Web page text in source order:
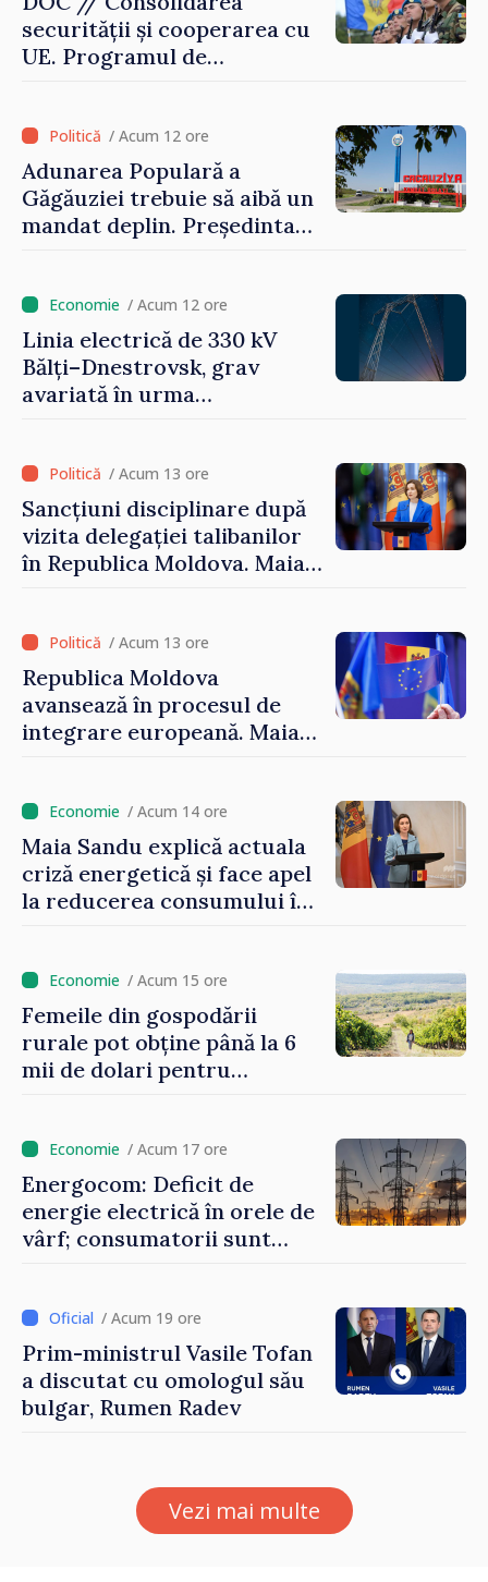
securității și cooperarea cu
UE. Programul de
perioada 2024–2034,
publicat în Monitorul Oficial
/ Acum 12 ore
Adunarea Populară a
Găgăuziei trebuie să aibă un
mandat deplin. Președinta
/ Acum 12 ore
Linia electrică de 330 kV
Bălți–Dnestrovsk, grav
avariată în urma
/ Acum 13 ore
Sancțiuni disciplinare după
vizita delegației talibanilor
în Republica Moldova. Maia
cunosc politica statului”
/ Acum 13 ore
Republica Moldova
avansează în procesul de
integrare europeană. Maia
/ Acum 14 ore
Maia Sandu explică actuala
criză energetică și face apel
la reducerea consumului în
un nivel mai mic”
/ Acum 15 ore
Femeile din gospodării
rurale pot obține până la 6
mii de dolari pentru
/ Acum 17 ore
Energocom: Deficit de
energie electrică în orele de
vârf; consumatorii sunt
/ Acum 19 ore
Prim-ministrul Vasile Tofan
a discutat cu omologul său
bulgar, Rumen Radev
Vezi mai multe